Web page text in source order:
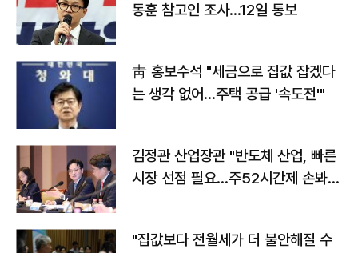
동훈 참고인 조사...12일 통보
靑 홍보수석 "세금으로 집값 잡겠다
는 생각 없어…주택 공급 '속도전'"
김정관 산업장관 "반도체 산업, 빠른
시장 선점 필요…주52시간제 손봐
"집값보다 전월세가 더 불안해질 수